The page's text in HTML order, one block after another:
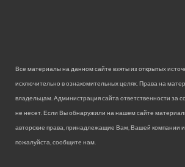
Все материалы на данном сайте взяты из открытых
исключительно в ознакомительных целях. Права на
владельцам. Администрация сайта ответственности за
не несет. Если Вы обнаружили на нашем сайте
авторские права, принадлежащие Вам, Вашей компании
пожалуйста, сообщите нам.